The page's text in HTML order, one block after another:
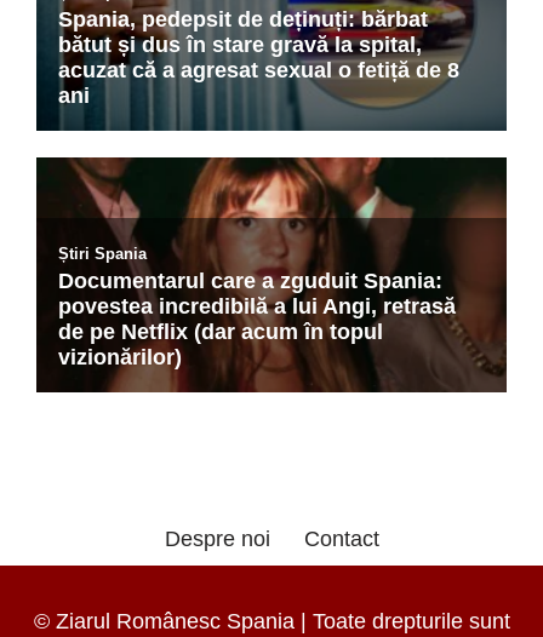
Despre noi Contact
© Ziarul Românesc Spania | Toate drepturile sunt